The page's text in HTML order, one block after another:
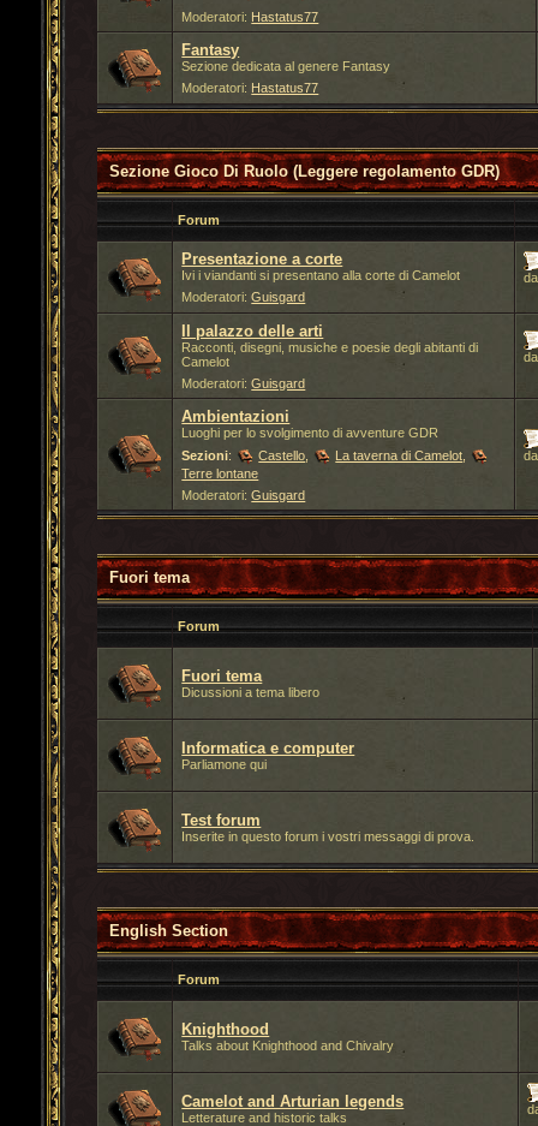
Moderatori: Hastatus77
Fantasy
Sezione dedicata al genere Fantasy
Moderatori: Hastatus77
Sezione Gioco Di Ruolo (Leggere regolamento GDR)
Forum
Presentazione a corte
Ivi i viandanti si presentano alla corte di Camelot
Moderatori:Guisgard
Il palazzo delle arti
Racconti, disegni, musiche e poesie degli abitanti di
Camelot
Moderatori:Guisgard
Ambientazioni
Luoghi per lo svolgimento di avventure GDR
Sezioni: Castello La taverna di Camelot
Terre lontane
Moderatori:Guisgard
Fuori tema
Forum
Fuori tema
Dicussioni a tema libero
Informatica e computer
Parliamone qui
Test forum
Inserite in questo forum i vostri messaggi di prova.
English Section
Forum
Knighthood
Talks about Knighthood and Chivalry
Camelot and Arturian legends
Letterature and historic talks